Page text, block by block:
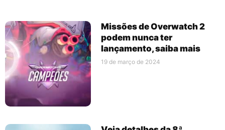
Missões de Overwatch 2
podem nunca ter
lançamento, saiba mais
19 de março de 2024